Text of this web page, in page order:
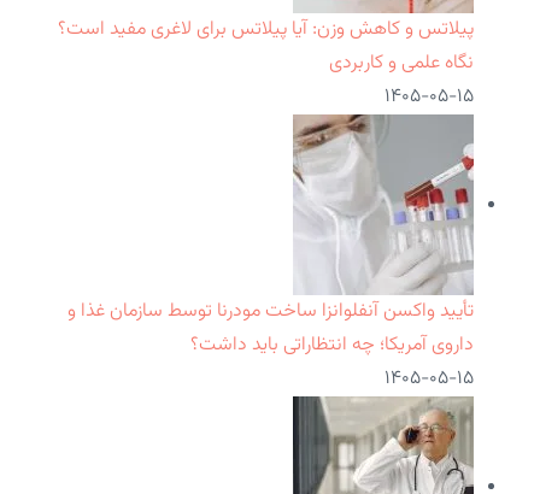
پیلاتس و کاهش وزن: آیا پیلاتس برای لاغری مفید است؟
نگاه علمی و کاربردی
۱۴۰۵-۰۵-۱۵
تأیید واکسن آنفلوانزا ساخت مودرنا توسط سازمان غذا و
داروی آمریکا؛ چه انتظاراتی باید داشت؟
۱۴۰۵-۰۵-۱۵